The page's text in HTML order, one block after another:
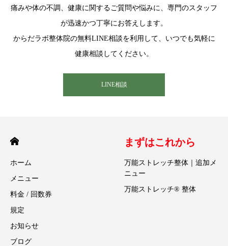
痛みや体の不調、健康に関するご質問や悩みに、専門のスタッフ
が迅速かつ丁寧にお答えします。
からだラボ整体院の無料LINE相談を利用して、いつでも気軽に
健康相談してください。
LINE相談
ホーム
メニュー
料金 / 回数券
規定
お知らせ
ブログ
まずはこれから
万能ストレッチ整体｜追加メ
ニュー
万能ストレッチ® 整体